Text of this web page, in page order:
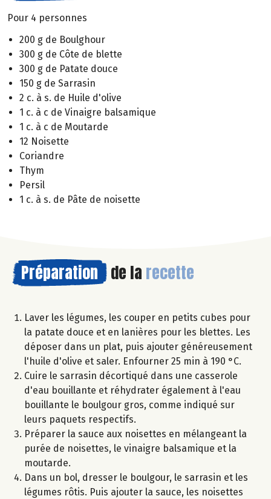
Pour 4 personnes
200 g de Boulghour
300 g de Côte de blette
300 g de Patate douce
150 g de Sarrasin
2 c. à s. de Huile d'olive
1 c. à c de Vinaigre balsamique
1 c. à c de Moutarde
12 Noisette
Coriandre
Thym
Persil
1 c. à s. de Pâte de noisette
Préparation de la recette
Laver les légumes, les couper en petits cubes pour
la patate douce et en lanières pour les blettes. Les
déposer dans un plat, puis ajouter généreusement
l'huile d'olive et saler. Enfourner 25 min à 190 °C.
Cuire le sarrasin décortiqué dans une casserole
d'eau bouillante et réhydrater également à l'eau
bouillante le boulgour gros, comme indiqué sur
leurs paquets respectifs.
Préparer la sauce aux noisettes en mélangeant la
purée de noisettes, le vinaigre balsamique et la
moutarde.
Dans un bol, dresser le boulgour, le sarrasin et les
légumes rôtis. Puis ajouter la sauce, les noisettes